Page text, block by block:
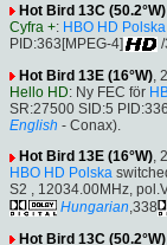
Hot Bird 13C (50.2°W)
Cyfra +: HBO HD Polska
PID:363[MPEG-4]
Hot Bird 13E (16°W) ,
Hello HD: Ny FEC för
SR:27500 SID:5
English - Conax).
Hot Bird 13E (16°W),
HBO HD Polska
S2 , 12034.00MHz,
Hungarian ,338
Hot Bird 13C (50.2°W)